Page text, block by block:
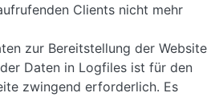
Clients nicht mehr
zur Bereitstellung der Website
Daten in Logfiles ist für den
zwingend erforderlich. Es